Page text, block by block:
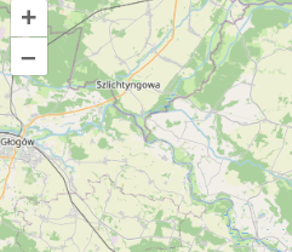
+
–